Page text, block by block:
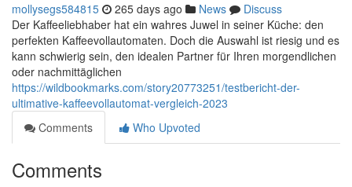
mollysegs584815 265 days ago News
Discuss
Der Kaffeeliebhaber hat ein wahres Juwel in seiner Küche: den
perfekten Kaffeevollautomaten. Doch die Auswahl ist riesig und es
kann schwierig sein, den idealen Partner für Ihren morgendlichen
oder nachmittäglichen
https://wildbookmarks.com/story20773251/testbericht-der-
ultimative-kaffeevollautomat-vergleich-2023
Comments
Who Upvoted
Comments